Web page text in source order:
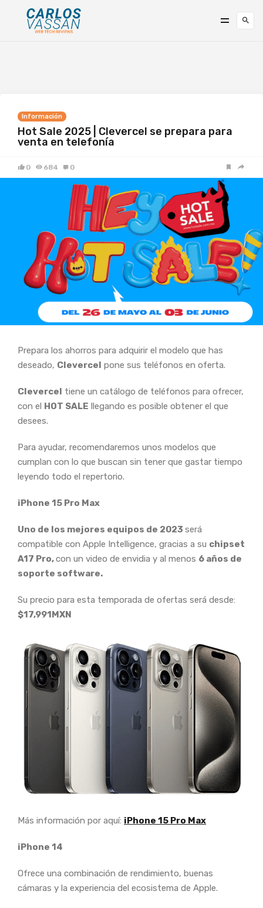
Información
Hot Sale 2025 | Clevercel se prepara para
venta en telefonía
0 684 0
Prepara los ahorros para adquirir el modelo que has
deseado, Clevercel pone sus teléfonos en oferta.
Clevercel tiene un catálogo de teléfonos para ofrecer,
con el HOT SALE llegando es posible obtener el que
desees.
Para ayudar, recomendaremos unos modelos que
cumplan con lo que buscan sin tener que gastar tiempo
leyendo todo el repertorio.
iPhone 15 Pro Max
Uno de los mejores equipos de 2023 será
compatible con Apple Intelligence, gracias a su chipset
A17 Pro,con un video de envidia y al menos 6 años de
soporte software.
Su precio para esta temporada de ofertas será desde:
$17,991MXN
Más información por aquí: iPhone 15 Pro Max
iPhone 14
Ofrece una combinación de rendimiento, buenas
cámaras y la experiencia del ecosistema de Apple.